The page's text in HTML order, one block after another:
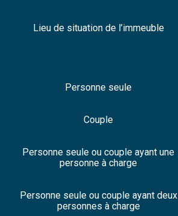
Lieu de situation de l’immeuble
Personne seule
Couple
Personne seule ou couple ayant une
personne à charge
Personne seule ou couple ayant deux
personnes à charge